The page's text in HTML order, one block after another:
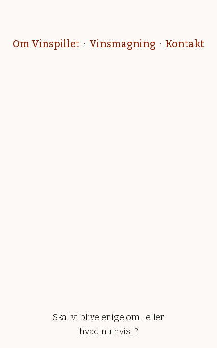
Om Vinspillet · Vinsmagning · Kontakt
Skal vi blive enige om... eller
hvad nu hvis...?